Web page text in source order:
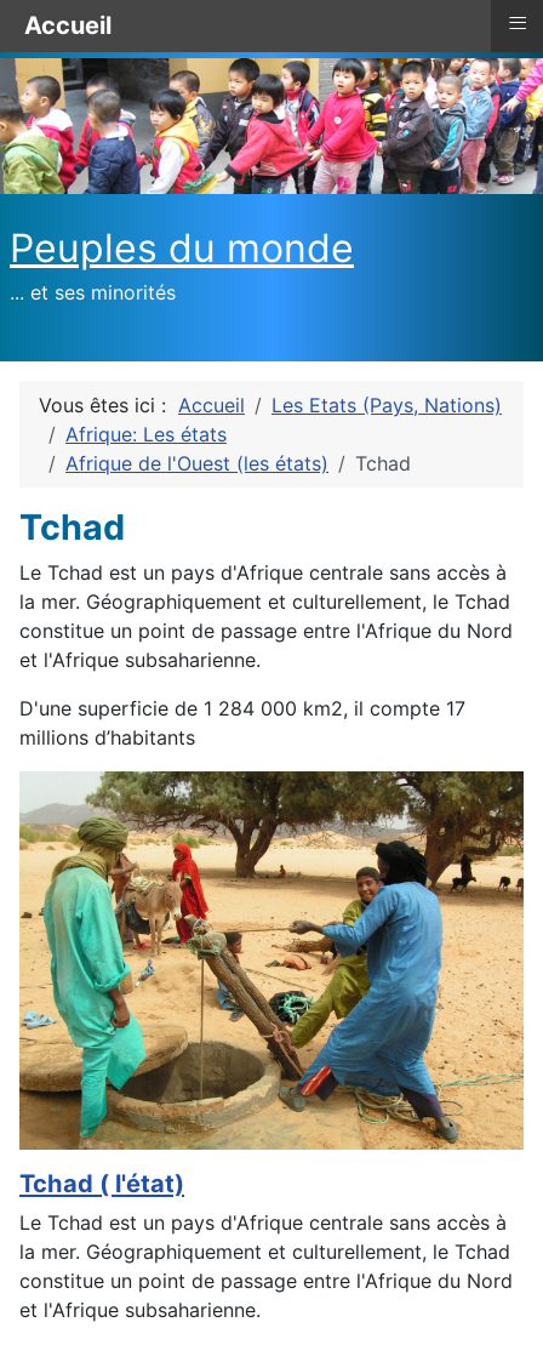
Peuples du monde
... et ses minorités
Vous êtes ici : Accueil
Les Etats (Pays, Nations)
Afrique: Les états
Afrique de l'Ouest (les états)
Tchad
Tchad
Le Tchad est un pays d'Afrique centrale sans accès à
la mer. Géographiquement et culturellement, le Tchad
constitue un point de passage entre l'Afrique du Nord
et l'Afrique subsaharienne.
D'une superficie de 1 284 000 km2, il compte 17
millions d’habitants
Tchad ( l'état)
Le Tchad est un pays d'Afrique centrale sans accès à
la mer. Géographiquement et culturellement, le Tchad
constitue un point de passage entre l'Afrique du Nord
et l'Afrique subsaharienne.
Accueil ≡